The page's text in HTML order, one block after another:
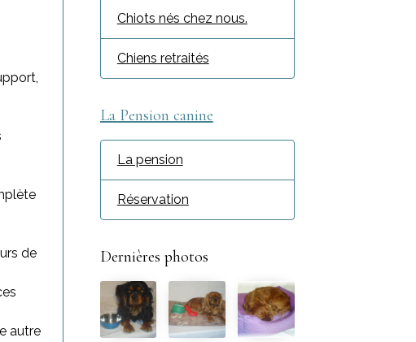
de
autre
Chiots nés chez nous.
Chiens retraités
La Pension canine
La pension
Réservation
Dernières photos